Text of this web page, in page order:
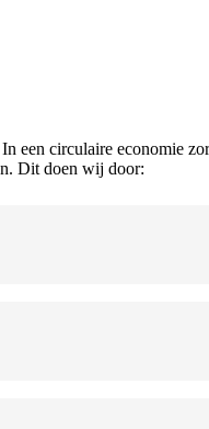
een circulaire economie
Dit doen wij door: